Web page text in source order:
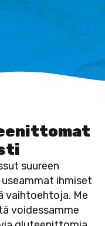
suureen
ihmiset
vaihtoehtoja. Me
voidessamme